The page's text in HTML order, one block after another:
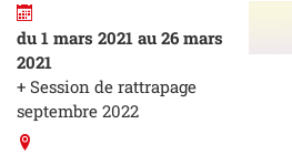
du 1 mars 2021 au 26 mars
2021
+ Session de rattrapage
septembre 2022